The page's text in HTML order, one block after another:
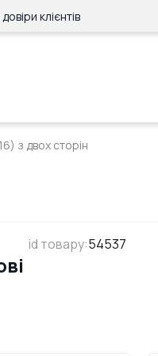
клієнтів
з двох сторін
id товару:54537